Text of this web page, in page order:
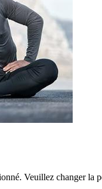
Veuillez changer la